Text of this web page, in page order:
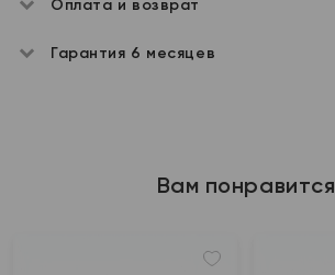
Оплата и возврат
Гарантия 6 месяцев
Вам понравится